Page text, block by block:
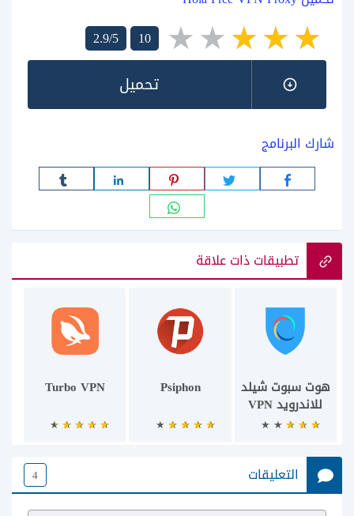
2.9/5
10
تحميل
شارك البرنامج
تطبيقات ذات علاقة
هوت سبوت شيلد
للاندرويد VPN
Psiphon
Turbo VPN
التعليقات 4